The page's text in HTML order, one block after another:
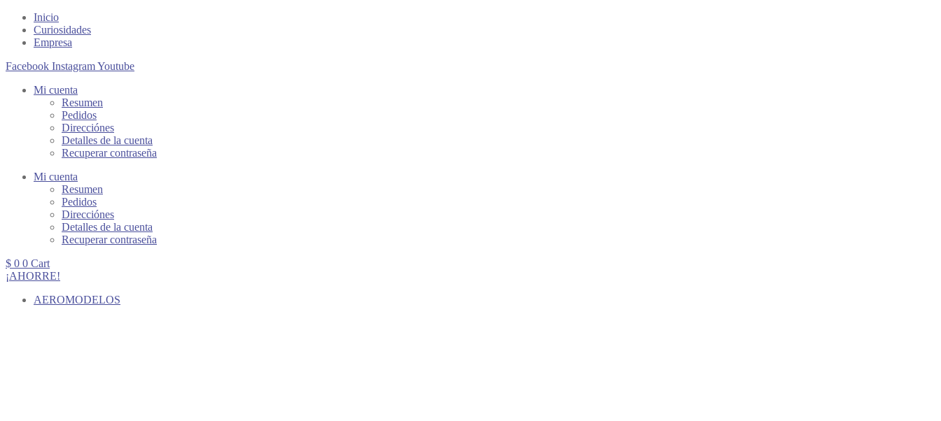
Inicio
Curiosidades
Empresa
Facebook InstagramYoutube
Mi cuenta
Resumen
Pedidos
Direcciónes
Detalles de la cuenta
Recuperar contraseña
Mi cuenta
Resumen
Pedidos
Direcciónes
Detalles de la cuenta
Recuperar contraseña
$ 0 0 Cart
¡AHORRE!
AEROMODELOS